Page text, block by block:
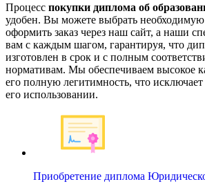
Процесс покупки диплома об
удобен. Вы можете выбрать
оформить заказ через наш сайт, а наши
вам с каждым шагом, гарантируя, что
изготовлен в срок и с полным
нормативам. Мы обеспечиваем высокое
его полную легитимность, что
его использовании.
Приобретение диплома